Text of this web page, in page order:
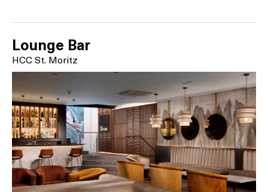
On?
Lounge Bar
HCC St. Moritz